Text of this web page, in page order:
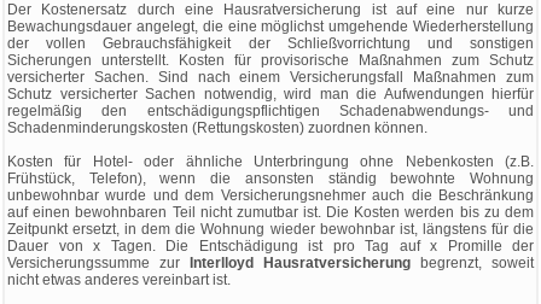
Der Kostenersatz durch eine Hausratversicherung ist auf eine nur kurze
Bewachungsdauer angelegt, die eine möglichst umgehende Wiederherstellung
der vollen Gebrauchsfähigkeit der Schließvorrichtung und sonstigen
Sicherungen unterstellt. Kosten für provisorische Maßnahmen zum Schutz
versicherter Sachen. Sind nach einem Versicherungsfall Maßnahmen zum
Schutz versicherter Sachen notwendig, wird man die Aufwendungen hierfür
regelmäßig den entschädigungspflichtigen Schadenabwendungs- und
Schadenminderungskosten (Rettungskosten) zuordnen können.
Kosten für Hotel- oder ähnliche Unterbringung ohne Nebenkosten (z.B.
Frühstück, Telefon), wenn die ansonsten ständig bewohnte Wohnung
unbewohnbar wurde und dem Versicherungsnehmer auch die Beschränkung
auf einen bewohnbaren Teil nicht zumutbar ist. Die Kosten werden bis zu dem
Zeitpunkt ersetzt, in dem die Wohnung wieder bewohnbar ist, längstens für die
Dauer von x Tagen. Die Entschädigung ist pro Tag auf x Promille der
Versicherungssumme zur
Interlloyd Hausratversicherung begrenzt, soweit
nicht etwas anderes vereinbart ist.